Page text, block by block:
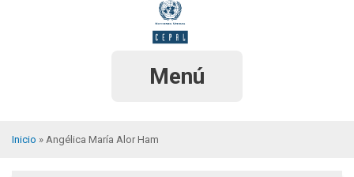
Menú
Inicio Angélica María Alor Ham